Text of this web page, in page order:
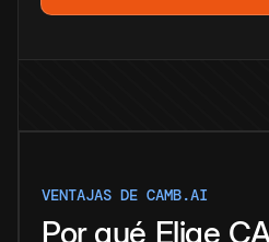
VENTAJAS DE CAMB.AI
Por qué Elige